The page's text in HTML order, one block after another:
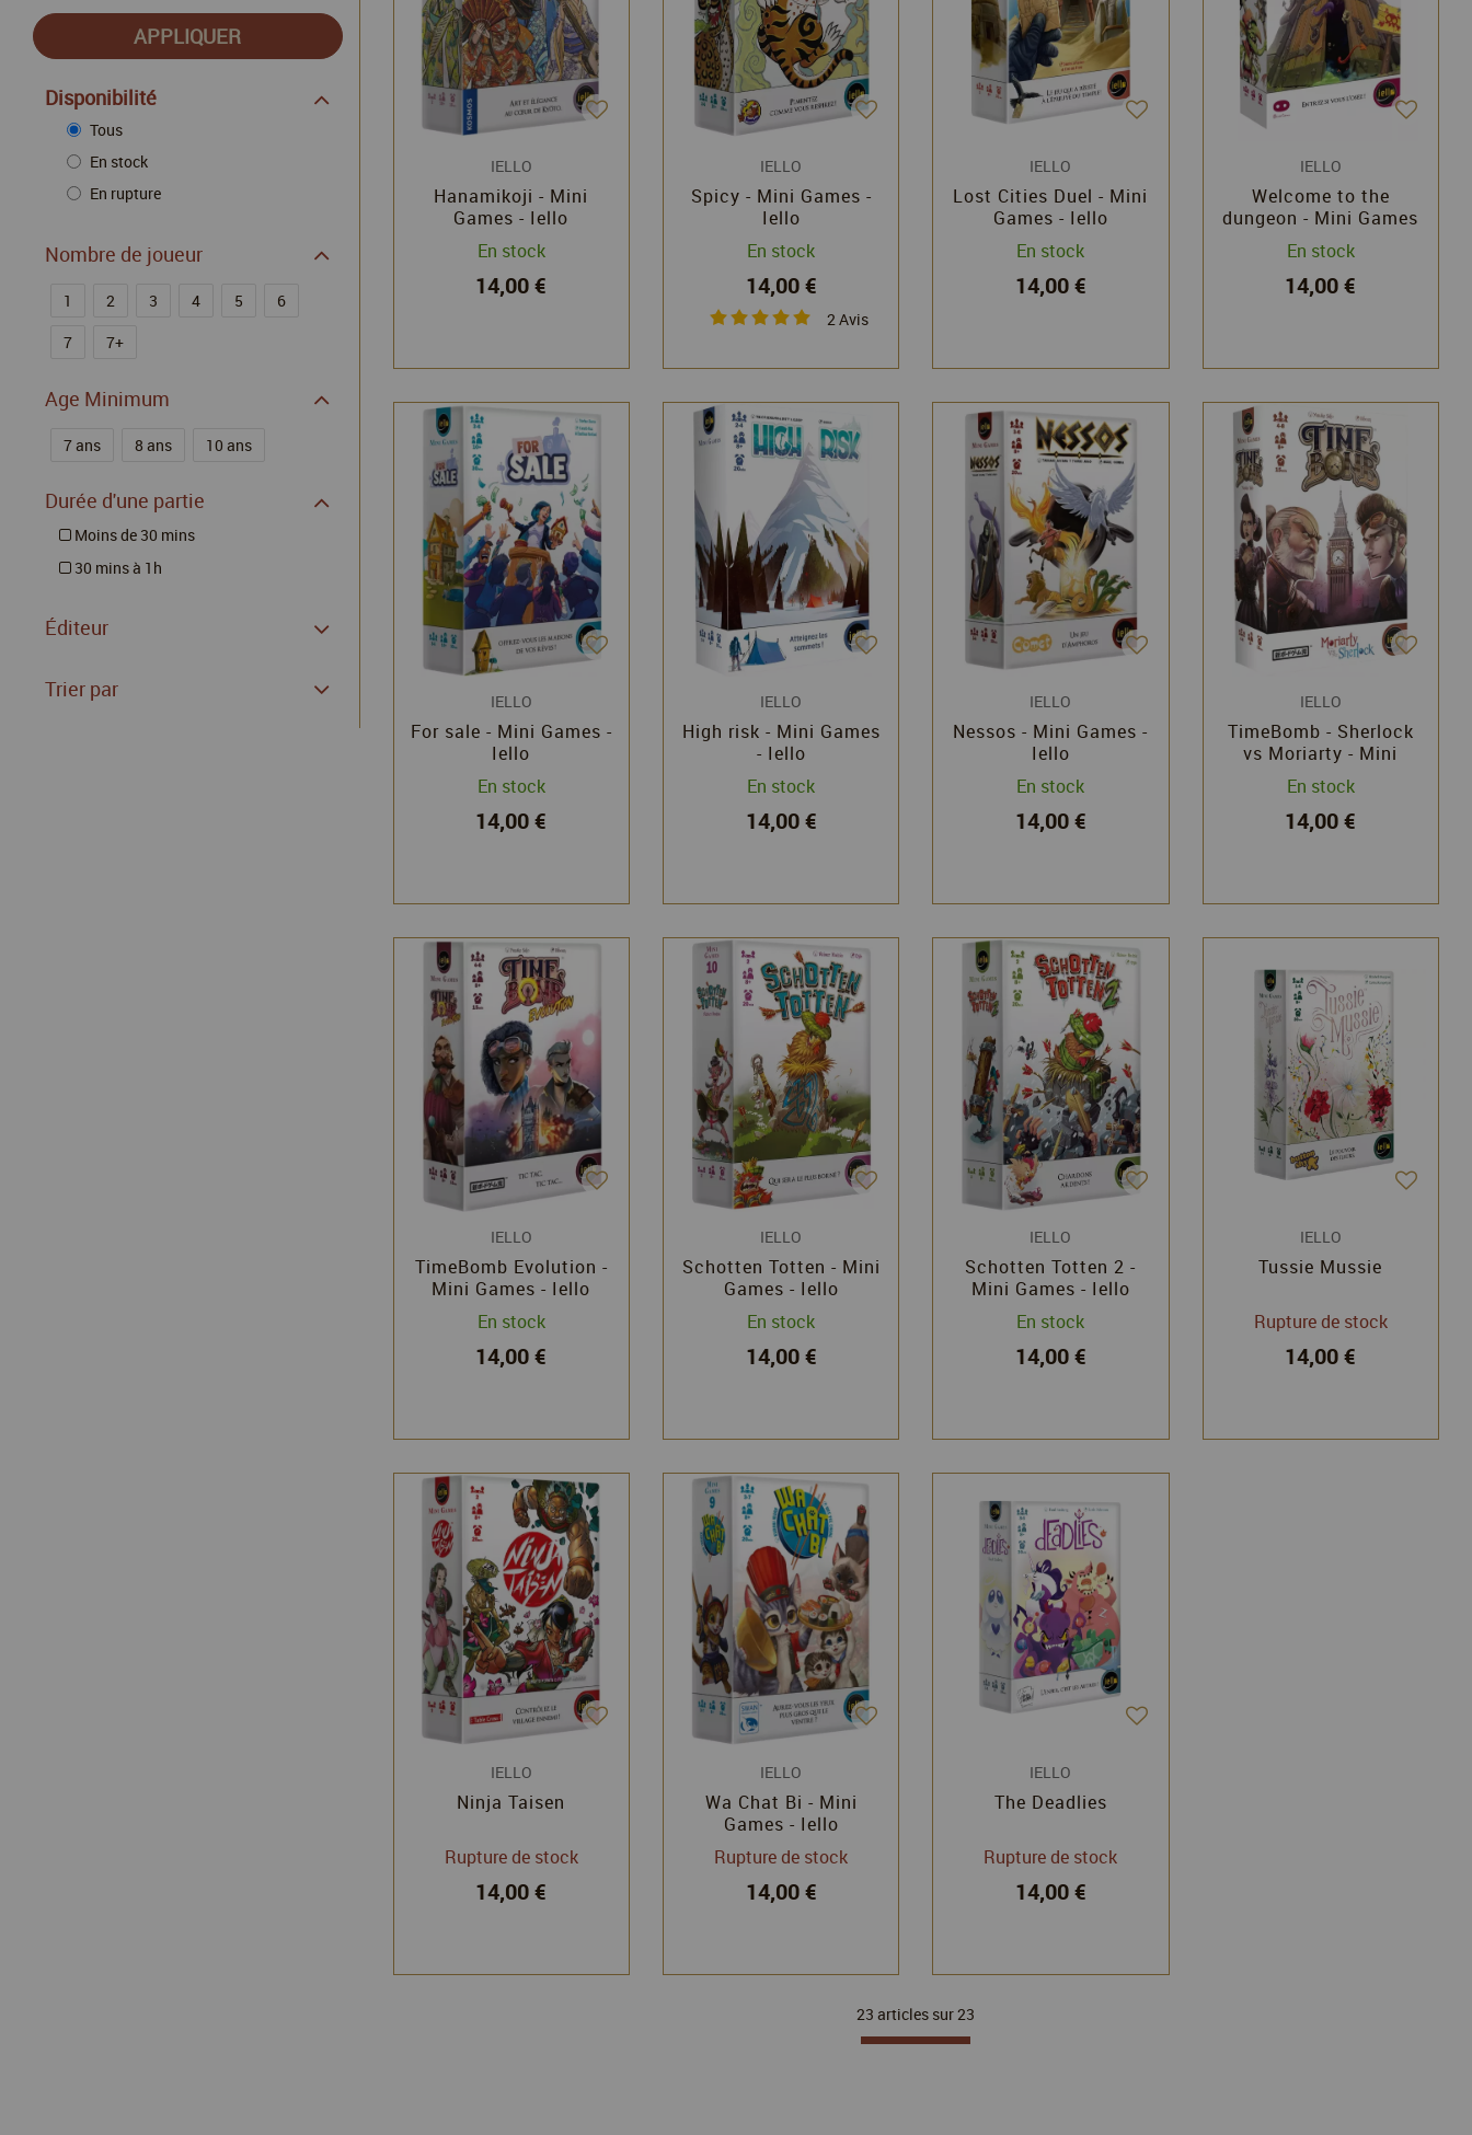
Disponibilité
Tous
En stock
En rupture
Nombre de joueur
1 2 3 4 5
6
7
7+
Age Minimum
7 ans 8 ans 10 ans
Durée d'une partie
Moins de 30 mins
30 mins à 1h
Éditeur
Trier par
IELLO
Hanamikoji - Mini
Games - Iello
En stock
14,00 €
IELLO
Spicy - Mini Games -
Iello
En stock
14,00 €
2 Avis
IELLO
Lost Cities Duel - Mini
Games - Iello
En stock
14,00 €
IELLO
Welcome to the
dungeon - Mini Games
- Iello
En stock
14,00 €
IELLO
For sale - Mini Games -
Iello
En stock
14,00 €
IELLO
High risk - Mini Games
- Iello
En stock
14,00 €
IELLO
Nessos - Mini Games -
Iello
En stock
14,00 €
IELLO
TimeBomb - Sherlock
vs Moriarty - Mini
Games - Yusuke Sato -
Iello
En stock
14,00 €
IELLO
TimeBomb Evolution -
Mini Games - Iello
En stock
14,00 €
IELLO
Schotten Totten - Mini
Games - Iello
En stock
14,00 €
IELLO
Schotten Totten 2 -
Mini Games - Iello
En stock
14,00 €
IELLO
Tussie Mussie
Rupture de stock
14,00 €
IELLO
Ninja Taisen
Rupture de stock
14,00 €
IELLO
Wa Chat Bi - Mini
Games - Iello
Rupture de stock
14,00 €
IELLO
The Deadlies
Rupture de stock
14,00 €
23 articles sur23